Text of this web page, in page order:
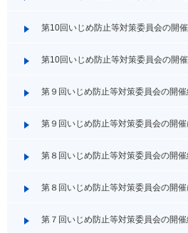
第10回いじめ防止等対策委員会の開
第10回いじめ防止等対策委員会の開
第９回いじめ防止等対策委員会の開
第９回いじめ防止等対策委員会の開
第８回いじめ防止等対策委員会の開
第８回いじめ防止等対策委員会の開
第７回いじめ防止等対策委員会の開